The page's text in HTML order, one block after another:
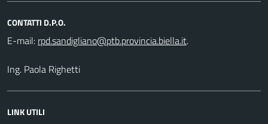
CONTATTI D.P.O.
E-mail:
.
Ing. Paola Righetti
LINK UTILI